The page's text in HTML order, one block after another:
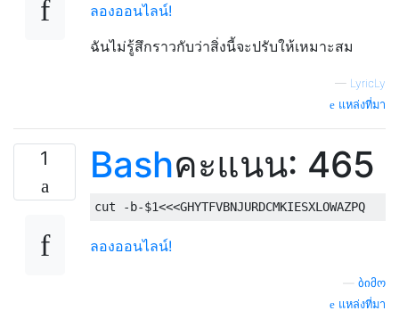
ลองออนไลน์!
ฉันไม่รู้สึกราวกับว่าสิ่งนี้จะปรับให้เหมาะสม
— LyricLy
แหล่งที่มา
1 Bashคะแนน: 465
cut -b-$1<<<GHYTFVBNJURDCMKIESXLOWAZPQ
ลองออนไลน์!
ბიმო
แหล่งที่มา